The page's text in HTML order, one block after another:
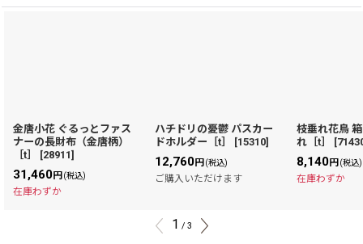
金唐小花 ぐるっとファス
ナーの長財布（金唐柄）
［t］
[28911]
31,460円(税込)
在庫わずか
ハチドリの憂鬱 パスカー
ドホルダー［t］
[15310]
12,760円(税込)
ご購入いただけます
枝垂れ花鳥
れ［t］
[
8,140円(税込)
在庫わずか
1 / 3